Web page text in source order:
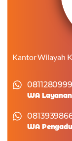
Kantor Wilayah
WA Layanan
WA